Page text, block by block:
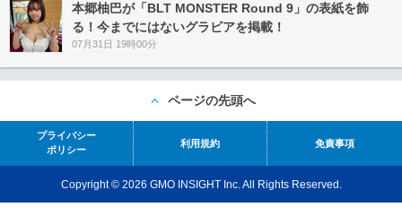
本郷柚巴が「BLT MONSTER Round 9」の表紙を飾
る！今までにはないグラビアを掲載！
07月31日 19時00分
ページの先頭へ
プライバシー
ポリシー
利用規約 免責事項
Copyright © 2026 GMO INSIGHT Inc. All Rights Reserved.